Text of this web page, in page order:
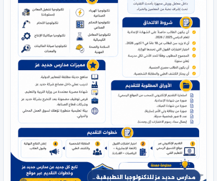
مدارس حديد عز للتكنولوجيا التطبيقية…